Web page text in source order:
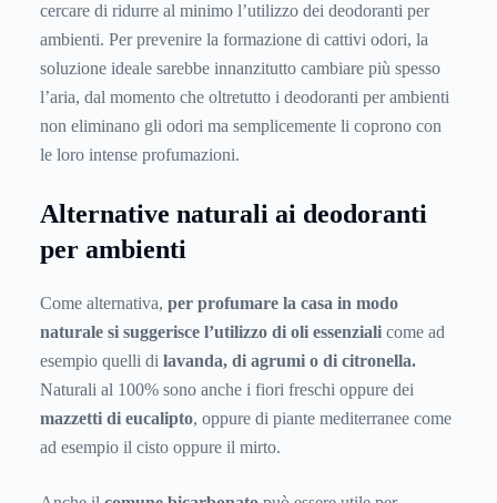
cercare di ridurre al minimo l’utilizzo dei deodoranti per
ambienti. Per prevenire la formazione di cattivi odori, la
soluzione ideale sarebbe innanzitutto cambiare più spesso
l’aria, dal momento che oltretutto i deodoranti per ambienti
non eliminano gli odori ma semplicemente li coprono con
le loro intense profumazioni.
Alternative naturali ai deodoranti
per ambienti
Come alternativa, per profumare la casa in modo
naturale si suggerisce l’utilizzo di oli essenziali come ad
esempio quelli di lavanda, di agrumi o di citronella.
Naturali al 100% sono anche i fiori freschi oppure dei
mazzetti di eucalipto, oppure di piante mediterranee come
ad esempio il cisto oppure il mirto.